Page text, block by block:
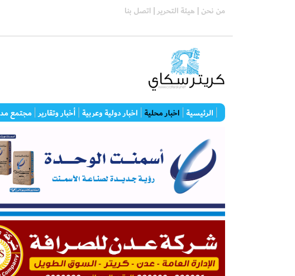
من نحن | هيئة التحرير | اتصل بنا
الرئيسية اخبار محلية اخبار دولية وعربية أخبار وتقارير مجتمع